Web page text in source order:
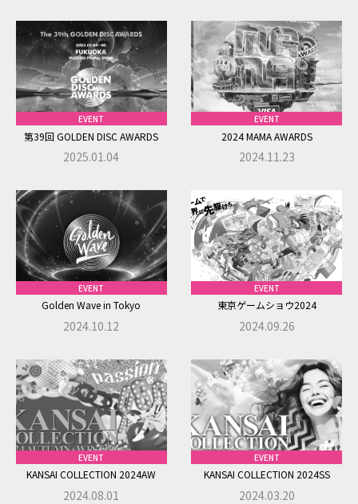
EVENT
第39回 GOLDEN DISC AWARDS
2025.01.04
EVENT
2024 MAMA AWARDS
2024.11.23
EVENT
Golden Wave in Tokyo
2024.10.12
EVENT
東京ゲームショウ2024
2024.09.26
EVENT
KANSAI COLLECTION 2024AW
2024.08.01
EVENT
KANSAI COLLECTION 2024SS
2024.03.20
することがあります。
この場合、グループ会社または個人情報を適正に取り扱って
いると認められる委託先（以下「業務委託先」という）を選定
し、委託契約等において、個人情報の管理秘密保持、再提供
の禁止等、個人情報の漏洩等がなきよう必要な事項を取り決
めるとともに適切な管理を実施させます。
4.個人情報の利用
び法令により例外として取り扱うことが認められている場
合を除き、収集した個人情報について、収集の際に予め明示
した目的または公表している利用目的においてのみ利用い
たします。
5.個人情報の提供
株式会社ドリーム・ラボは、個人情報をご本人の同意なし
せん。 ただし、法令により開示を求められた場合、または裁
判所、警察等の公的機関から開示を求められた場合には、ご
本人の同意なく個人情報を開示・提供することがあります。
6.個人情報の開示および訂正等
株式会社ドリーム・ラボは、個人情報につきご本人または代
理人からの開示、訂正等（訂正、追加、削除、利用停止、消去ま
たは第三者への提供の停止をいう）を求められた場合には、